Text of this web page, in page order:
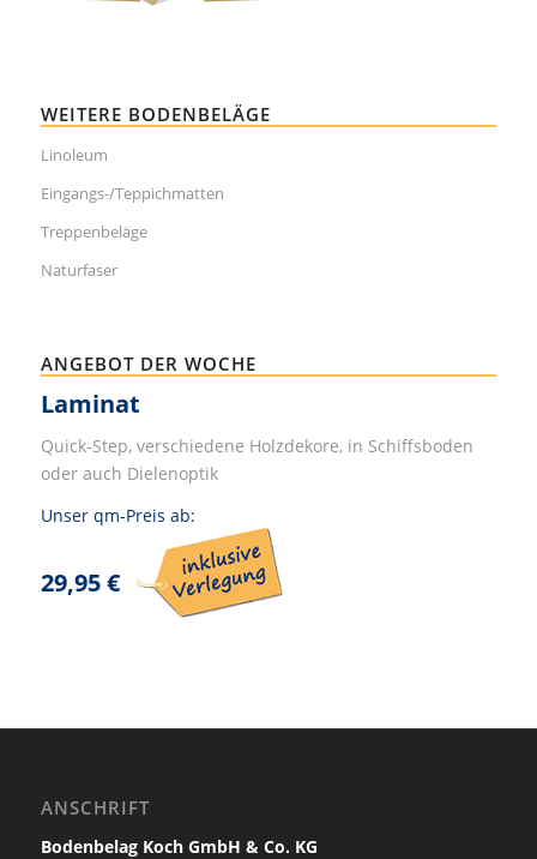
WEITERE BODENBELÄGE
Linoleum
Eingangs-/Teppichmatten
Treppenbeläge
Naturfaser
ANGEBOT DER WOCHE
Laminat
Quick-Step, verschiedene Holzdekore, in Schiffsboden
oder auch Dielenoptik
Unser qm-Preis ab:
29,95 €
ANSCHRIFT
Bodenbelag Koch GmbH & Co. KG